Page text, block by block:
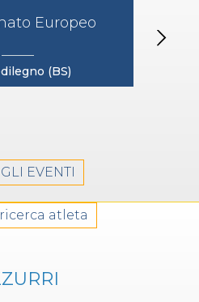
Europeo
(BS)
EVENTI
atleta